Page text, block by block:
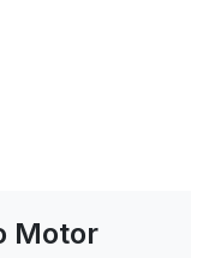
Motor